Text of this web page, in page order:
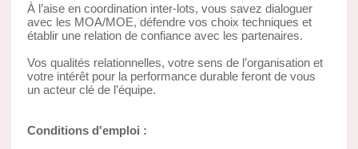
À l’aise en coordination inter-lots, vous savez dialoguer
avec les MOA/MOE, défendre vos choix techniques et
établir une relation de confiance avec les partenaires.
Vos qualités relationnelles, votre sens de l’organisation et
votre intérêt pour la performance durable feront de vous
un acteur clé de l’équipe.
Conditions d'emploi :